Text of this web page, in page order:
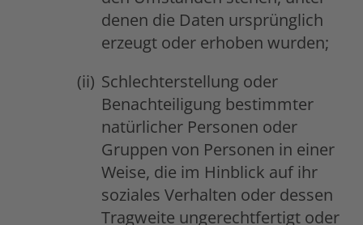
denen die Daten ursprünglich
erzeugt oder erhoben wurden;
Schlechterstellung oder
Benachteiligung bestimmter
natürlicher Personen oder
Gruppen von Personen in einer
Weise, die im Hinblick auf ihr
soziales Verhalten oder dessen
Tragweite ungerechtfertigt oder